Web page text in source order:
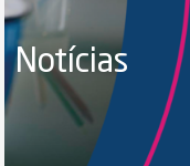
Notícias